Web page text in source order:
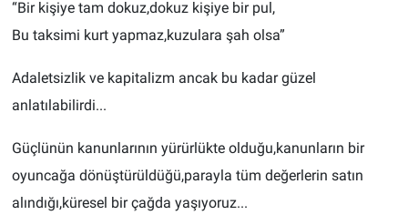
“Bir kişiye tam dokuz,dokuz kişiye bir pul,
Bu taksimi kurt yapmaz,kuzulara şah olsa”
Adaletsizlik ve kapitalizm ancak bu kadar güzel
anlatılabilirdi...
Güçlünün kanunlarının yürürlükte olduğu,kanunların bir
oyuncağa dönüştürüldüğü,parayla tüm değerlerin satın
alındığı,küresel bir çağda yaşıyoruz...